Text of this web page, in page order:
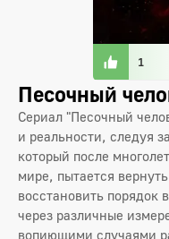
1
Песочный
Сериал "Песочный
и реальности, следуя
который после
мире, пытается
восстановить порядок
через различные
вопиющими случаями